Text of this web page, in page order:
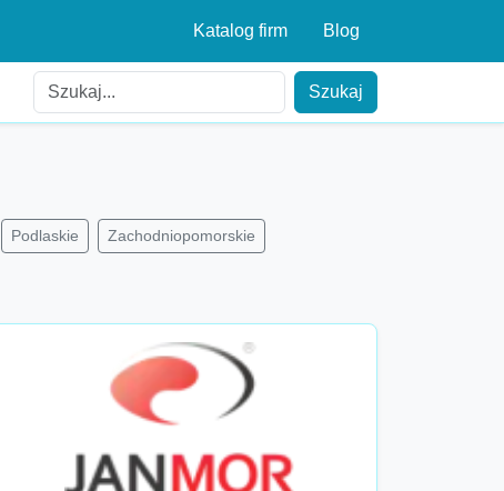
Katalog firm Blog
Szukaj
Podlaskie Zachodniopomorskie